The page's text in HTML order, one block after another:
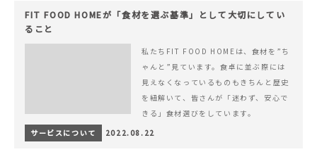
FIT FOOD HOMEが「食材を選ぶ基準」として大切にしてい
ること
私たちFIT FOOD HOMEは、食材を”ち
ゃんと”見ています。食卓に並ぶ際には
見えなくなっているものもきちんと歴史
を紐解いて、皆さんが「迷わず、安心で
きる」食材選びをしています。
サービスについて
2022.08.22